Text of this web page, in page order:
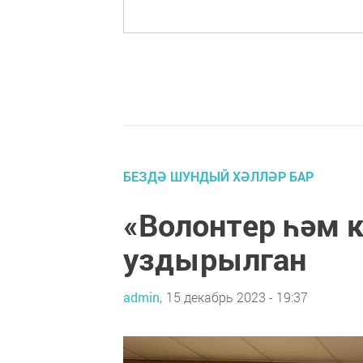
БЕЗДӘ ШУНДЫЙ ХӘЛЛӘР БАР
«Волонтер һәм
уздырылган
admin, 15 декабрь 2023 - 19:37